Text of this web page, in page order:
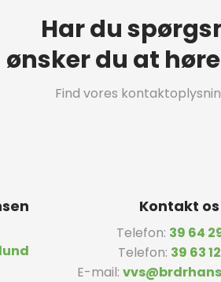
Har du
​ønsker du at
Find vores
Kontakt os
Telefon: 39 64
Telefon: 39 63
E-mail: